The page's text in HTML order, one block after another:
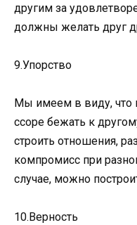
другим за
должны желать друг
9.Упорство
Мы имеем в виду,
ссоре бежать к
строить отношения,
компромисс при
случае, можно
10.Верность